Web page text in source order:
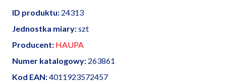
ID produktu: 24313
Jednostka miary:szt
Producent: HAUPA
Numer katalogowy: 263861
Kod EAN:4011923572457